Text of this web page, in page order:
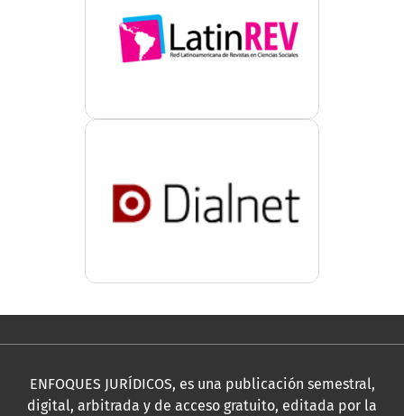
ENFOQUES JURÍDICOS, es una publicación semestral,
digital, arbitrada y de acceso gratuito, editada por la